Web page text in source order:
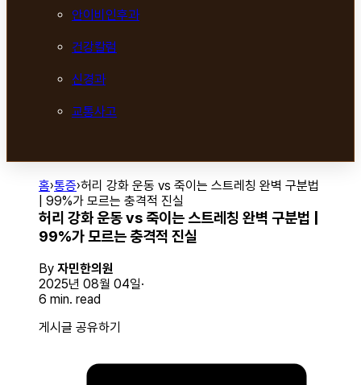
안이비인후과
건강칼럼
신경과
교통사고
홈›통증›허리 강화 운동 vs 죽이는 스트레칭 완벽 구분법
| 99%가 모르는 충격적 진실
허리 강화 운동 vs 죽이는 스트레칭 완벽 구분법 |
99%가 모르는 충격적 진실
By 자민한의원
2025년 08월 04일
6 min. read
게시글 공유하기